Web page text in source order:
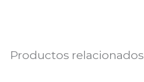
Productos relacionados